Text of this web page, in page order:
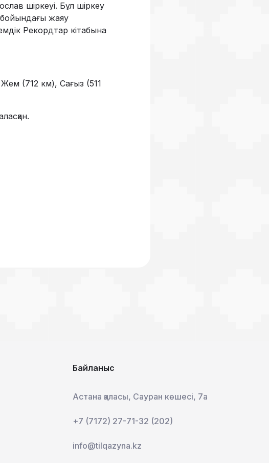
шіркеуі. Бұл шіркеу
бойындағы жаяу
Рекордтар кітабына
(712 км), Сағыз (511
Байланыс
Астана қаласы, Сауран көшесі, 7а
+7 (7172) 27-71-32 (202)
info@tilqazyna.kz